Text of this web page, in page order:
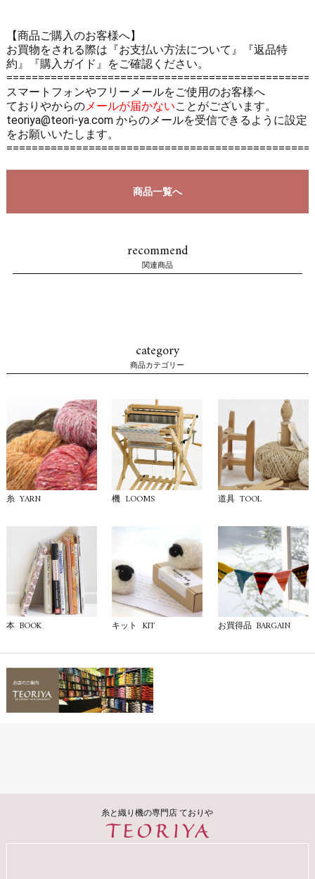
【商品ご購入のお客様へ】
お買物をされる際は 『お支払い方法について』
『返品特
約』
『購入ガイド』 をご確認ください。
スマートフォンやフリーメールをご使用のお客様へ
ておりやからのメールが届かないことがございます。
teoriya@teori-ya.com からのメールを受信できるように設定
をお願いいたします。
商品一覧へ
recommend
関連商品
category
商品カテゴリー
糸 YARN 機 LOOMS 道具 TOOL
本 BOOK キット KIT お買得品 BARGAIN
糸と織り機の専門店 ておりや